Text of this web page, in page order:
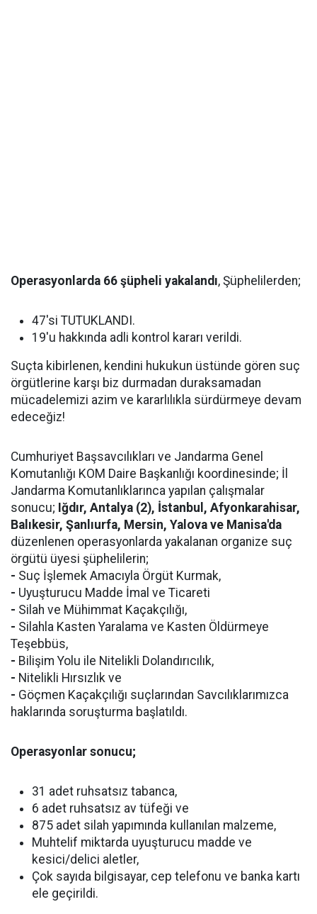
Operasyonlarda 66 şüpheli yakalandı, Şüphelilerden;
47'si TUTUKLANDI.
19'u hakkında adli kontrol kararı verildi.
Suçta kibirlenen, kendini hukukun üstünde gören suç
örgütlerine karşı biz durmadan duraksamadan
mücadelemizi azim ve kararlılıkla sürdürmeye devam
edeceğiz!
Cumhuriyet Başsavcılıkları ve Jandarma Genel
Komutanlığı KOM Daire Başkanlığı koordinesinde; İl
Jandarma Komutanlıklarınca yapılan çalışmalar
sonucu; Iğdır, Antalya (2), İstanbul, Afyonkarahisar,
Balıkesir, Şanlıurfa, Mersin, Yalova ve Manisa'da
düzenlenen operasyonlarda yakalanan organize suç
örgütü üyesi şüphelilerin;
- Suç İşlemek Amacıyla Örgüt Kurmak,
- Uyuşturucu Madde İmal ve Ticareti
- Silah ve Mühimmat Kaçakçılığı,
- Silahla Kasten Yaralama ve Kasten Öldürmeye
Teşebbüs,
- Bilişim Yolu ile Nitelikli Dolandırıcılık,
- Nitelikli Hırsızlık ve
- Göçmen Kaçakçılığı suçlarından Savcılıklarımızca
haklarında soruşturma başlatıldı.
Operasyonlar sonucu;
31 adet ruhsatsız tabanca,
6 adet ruhsatsız av tüfeği ve
875 adet silah yapımında kullanılan malzeme,
Muhtelif miktarda uyuşturucu madde ve
kesici/delici aletler,
Çok sayıda bilgisayar, cep telefonu ve banka kartı
ele geçirildi.